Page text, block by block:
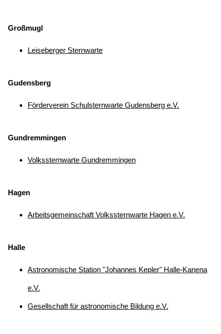
Großmugl
Leiseberger Sternwarte
Gudensberg
Förderverein Schulsternwarte Gudensberg e.V.
Gundremmingen
Volkssternwarte Gundremmingen
Hagen
Arbeitsgemeinschaft Volkssternwarte Hagen e.V.
Halle
Astronomische Station "Johannes Kepler" Halle-Kanena
e.V.
Gesellschaft für astronomische Bildung e.V.